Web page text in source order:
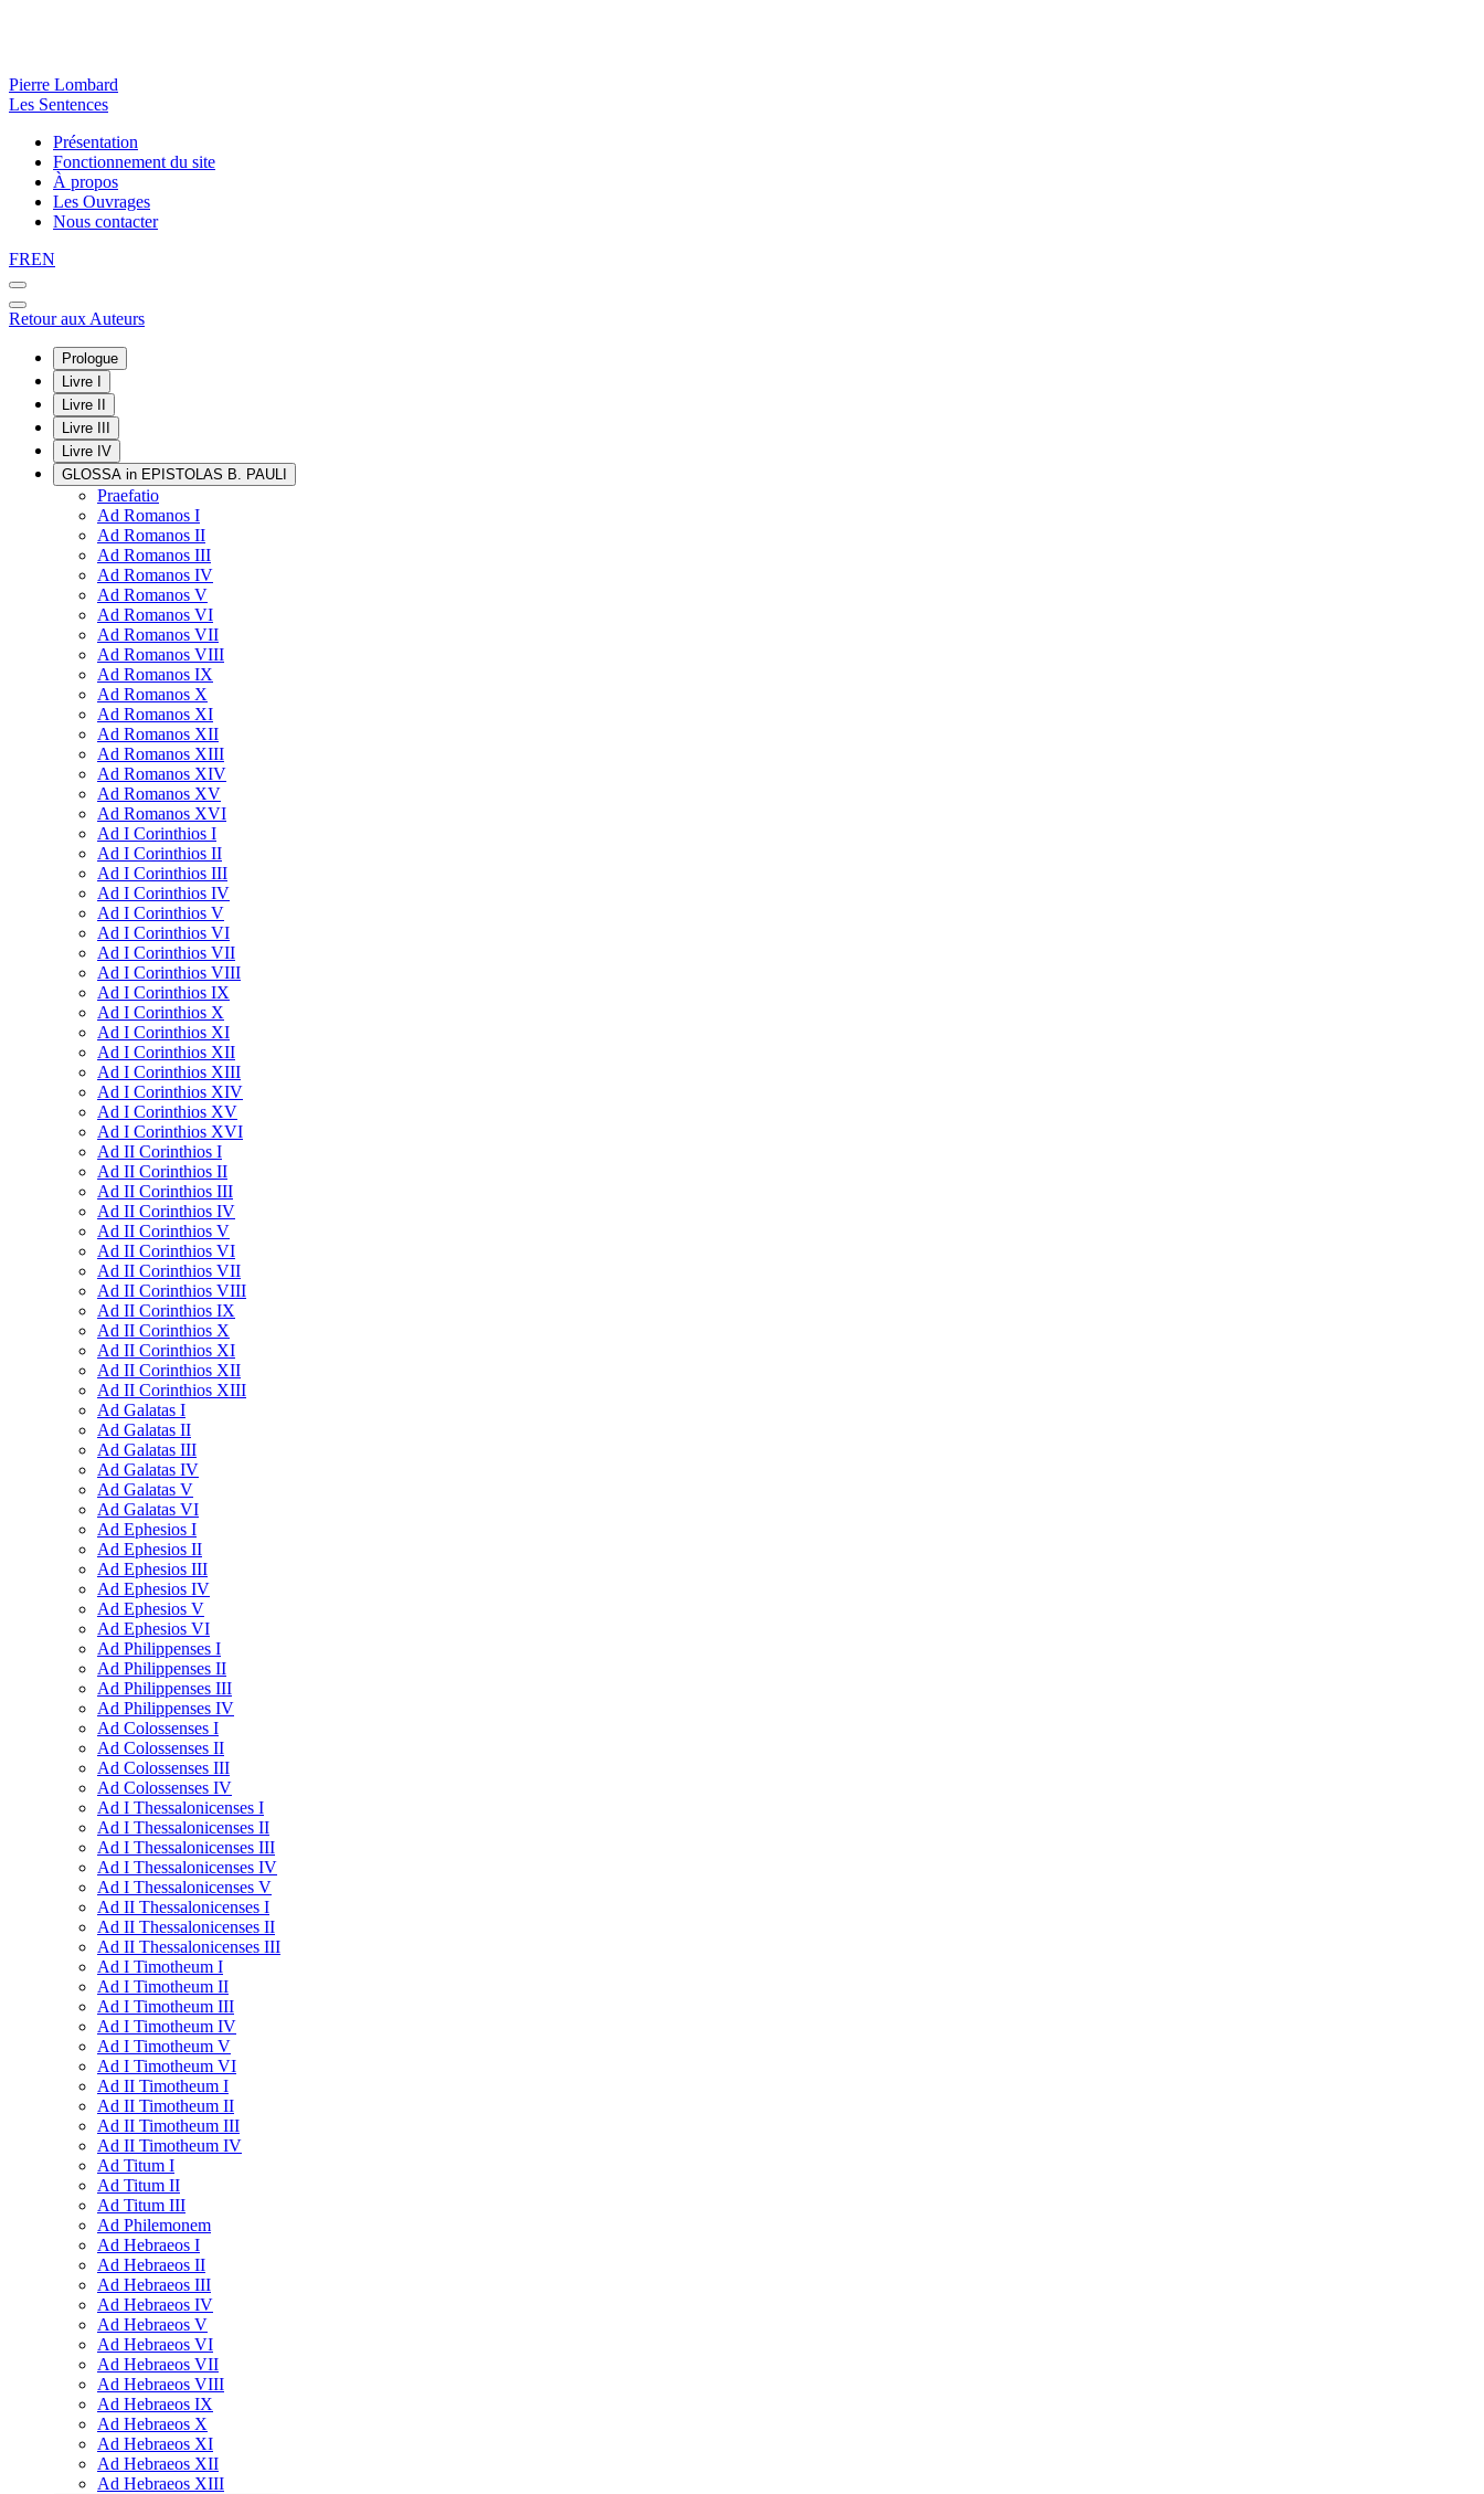
Pierre Lombard
Les Sentences
Présentation
Fonctionnement du site
À propos
Les Ouvrages
Nous contacter
FREN
Retour aux Auteurs
Prologue
Livre I
Livre II
Livre III
Livre IV
GLOSSA in EPISTOLAS B. PAULI
Praefatio
Ad Romanos I
Ad Romanos II
Ad Romanos III
Ad Romanos IV
Ad Romanos V
Ad Romanos VI
Ad Romanos VII
Ad Romanos VIII
Ad Romanos IX
Ad Romanos X
Ad Romanos XI
Ad Romanos XII
Ad Romanos XIII
Ad Romanos XIV
Ad Romanos XV
Ad Romanos XVI
Ad I Corinthios I
Ad I Corinthios II
Ad I Corinthios III
Ad I Corinthios IV
Ad I Corinthios V
Ad I Corinthios VI
Ad I Corinthios VII
Ad I Corinthios VIII
Ad I Corinthios IX
Ad I Corinthios X
Ad I Corinthios XI
Ad I Corinthios XII
Ad I Corinthios XIII
Ad I Corinthios XIV
Ad I Corinthios XV
Ad I Corinthios XVI
Ad II Corinthios I
Ad II Corinthios II
Ad II Corinthios III
Ad II Corinthios IV
Ad II Corinthios V
Ad II Corinthios VI
Ad II Corinthios VII
Ad II Corinthios VIII
Ad II Corinthios IX
Ad II Corinthios X
Ad II Corinthios XI
Ad II Corinthios XII
Ad II Corinthios XIII
Ad Galatas I
Ad Galatas II
Ad Galatas III
Ad Galatas IV
Ad Galatas V
Ad Galatas VI
Ad Ephesios I
Ad Ephesios II
Ad Ephesios III
Ad Ephesios IV
Ad Ephesios V
Ad Ephesios VI
Ad Philippenses I
Ad Philippenses II
Ad Philippenses III
Ad Philippenses IV
Ad Colossenses I
Ad Colossenses II
Ad Colossenses III
Ad Colossenses IV
Ad I Thessalonicenses I
Ad I Thessalonicenses II
Ad I Thessalonicenses III
Ad I Thessalonicenses IV
Ad I Thessalonicenses V
Ad II Thessalonicenses I
Ad II Thessalonicenses II
Ad II Thessalonicenses III
Ad I Timotheum I
Ad I Timotheum II
Ad I Timotheum III
Ad I Timotheum IV
Ad I Timotheum V
Ad I Timotheum VI
Ad II Timotheum I
Ad II Timotheum II
Ad II Timotheum III
Ad II Timotheum IV
Ad Titum I
Ad Titum II
Ad Titum III
Ad Philemonem
Ad Hebraeos I
Ad Hebraeos II
Ad Hebraeos III
Ad Hebraeos IV
Ad Hebraeos V
Ad Hebraeos VI
Ad Hebraeos VII
Ad Hebraeos VIII
Ad Hebraeos IX
Ad Hebraeos X
Ad Hebraeos XI
Ad Hebraeos XII
Ad Hebraeos XIII